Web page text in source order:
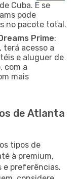
Cuba. E se
pode
no pacote total.
Prime:
terá acesso a
e aluguer de
com a
mais
de Atlanta
tipos de
à premium,
e preferências.